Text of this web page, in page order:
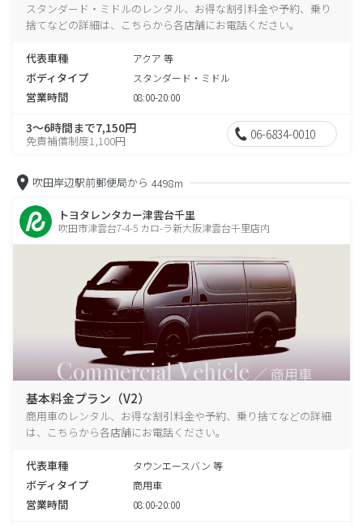
スタンダード・ミドルのレンタル、お得な割引料金や予約、乗り
捨てなどの詳細は、こちらから各店舗にお電話ください。
代表車種 アクア 等
ボディタイプ スタンダード・ミドル
営業時間 08:00-20:00
3～6時間まで7,150円
免責補償制度1,100円 06-6834-0010
吹田岸辺駅前郵便局から 4498m
トヨタレンタカー津雲台千里
吹田市津雲台7-4-5 カロ-ラ新大阪津雲台千里店内
基本料金プラン（V2）
商用車のレンタル、お得な割引料金や予約、乗り捨てなどの詳細
は、こちらから各店舗にお電話ください。
代表車種 タウンエースバン 等
ボディタイプ 商用車
営業時間 08:00-20:00